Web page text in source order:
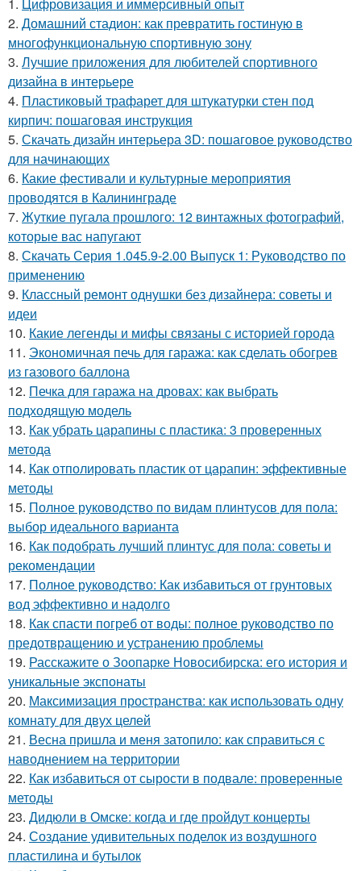
1. Цифровизация и иммерсивный опыт
2. Домашний стадион: как превратить гостиную в
многофункциональную спортивную зону
3. Лучшие приложения для любителей спортивного
дизайна в интерьере
4. Пластиковый трафарет для штукатурки стен под
кирпич: пошаговая инструкция
5. Скачать дизайн интерьера 3D: пошаговое руководство
для начинающих
6. Какие фестивали и культурные мероприятия
проводятся в Калининграде
7. Жуткие пугала прошлого: 12 винтажных фотографий,
которые вас напугают
8. Скачать Серия 1.045.9-2.00 Выпуск 1: Руководство по
применению
9. Классный ремонт однушки без дизайнера: советы и
идеи
10. Какие легенды и мифы связаны с историей города
11. Экономичная печь для гаража: как сделать обогрев
из газового баллона
12. Печка для гаража на дровах: как выбрать
подходящую модель
13. Как убрать царапины с пластика: 3 проверенных
метода
14. Как отполировать пластик от царапин: эффективные
методы
15. Полное руководство по видам плинтусов для пола:
выбор идеального варианта
16. Как подобрать лучший плинтус для пола: советы и
рекомендации
17. Полное руководство: Как избавиться от грунтовых
вод эффективно и надолго
18. Как спасти погреб от воды: полное руководство по
предотвращению и устранению проблемы
19. Расскажите о Зоопарке Новосибирска: его история и
уникальные экспонаты
20. Максимизация пространства: как использовать одну
комнату для двух целей
21. Весна пришла и меня затопило: как справиться с
наводнением на территории
22. Как избавиться от сырости в подвале: проверенные
методы
23. Дидюли в Омске: когда и где пройдут концерты
24. Создание удивительных поделок из воздушного
пластилина и бутылок